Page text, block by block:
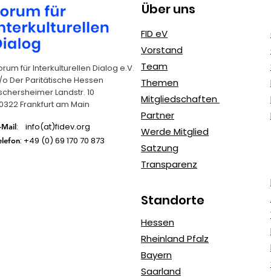
Erasmus+
Jugendprojekte: FIDeV
als erfahrener
Kooperationspartner
(SDGs):
Agenda
für Interkulturellen Dialog e.V.
Der Paritätische Hessen
Landstr. 10
Frankfurt am Main
Mail: info(at)fidev.org
: +49 (0) 69 170 70 873
Über uns
FID eV
Vorstand
Team
Themen
Mitgliedschaften
Partner
Werde Mitglied
Satzung
Transparenz
Standorte
Hessen
Rheinland Pfalz
Bayern
Saarland